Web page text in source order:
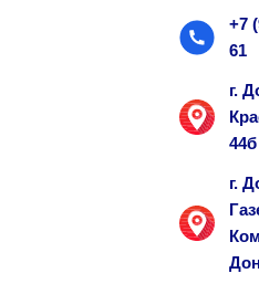
+7
61
г.
44б
г.